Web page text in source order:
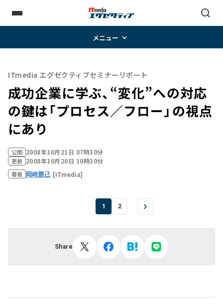
メニュー
ITmedia エグゼクティブセミナーリポート
成功企業に学ぶ、“変化”への対応
の鍵は「プロセス／フロー」の視点
にあり
公開 2008年10月21日 07時30分
更新 2008年10月20日 10時30分
著者 岡崎勝己 [ITmedia]
1 2
Share